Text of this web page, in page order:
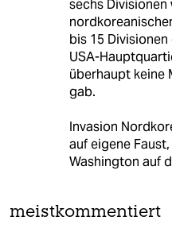
sechs
bis 15
USA-
überhaupt keine
gab.
Invasion
auf eigene
Washington auf
meistkommentiert